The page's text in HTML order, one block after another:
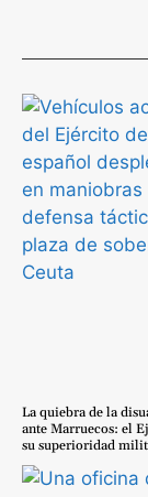
La quiebra de la
ante Marruecos: el
su superioridad